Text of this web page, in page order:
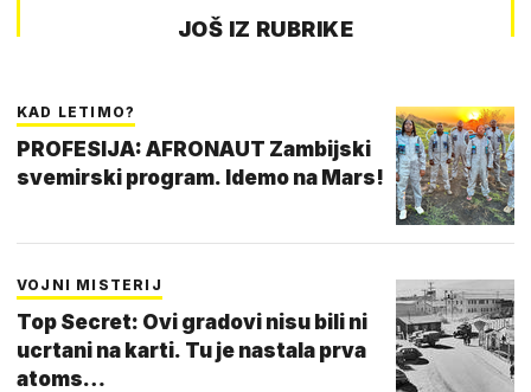
JOŠ IZ RUBRIKE
KAD LETIMO?
PROFESIJA: AFRONAUT Zambijski
svemirski program. Idemo na Mars!
VOJNI MISTERIJ
Top Secret: Ovi gradovi nisu bili ni
ucrtani na karti. Tu je nastala prva
atoms…